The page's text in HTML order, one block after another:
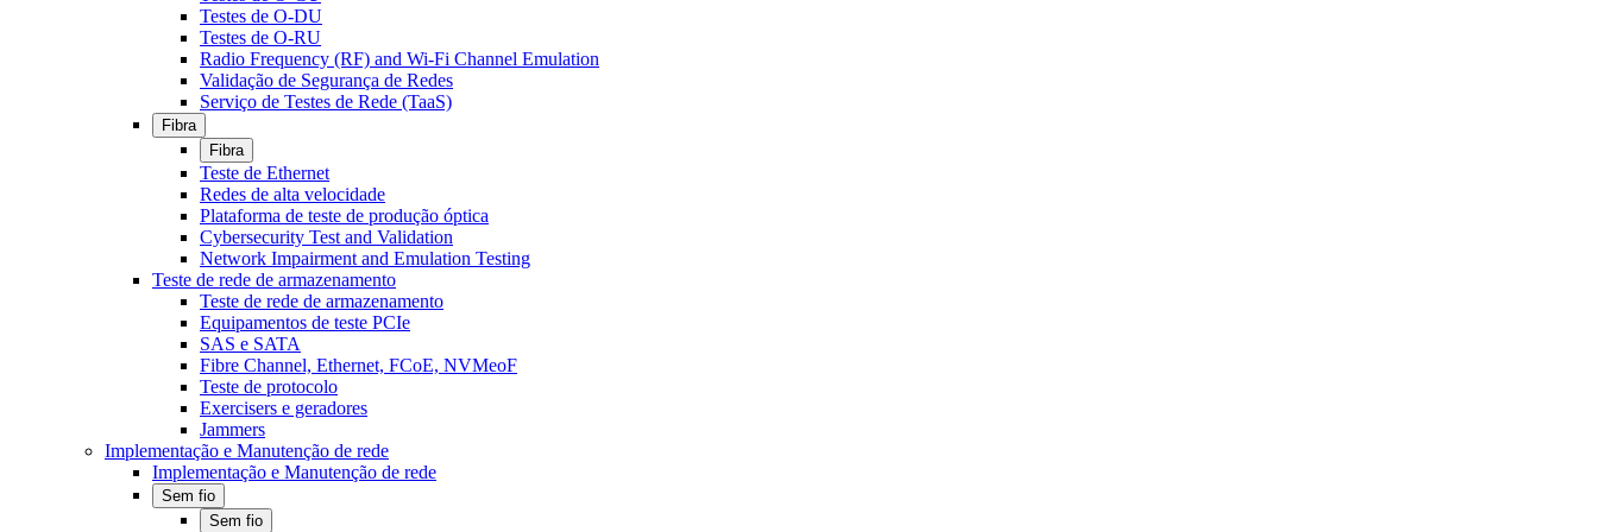
Testes de O-DU
Testes de O-RU
Radio Frequency (RF) and Wi-Fi Channel Emulation
Validação de Segurança de Redes
Serviço de Testes de Rede (TaaS)
Fibra
Fibra
Teste de Ethernet
Redes de alta velocidade
Plataforma de teste de produção óptica
Cybersecurity Test and Validation
Network Impairment and Emulation Testing
Teste de rede de armazenamento
Teste de rede de armazenamento
Equipamentos de teste PCIe
SAS e SATA
Fibre Channel, Ethernet, FCoE, NVMeoF
Teste de protocolo
Exercisers e geradores
Jammers
Implementação e Manutenção de rede
Implementação e Manutenção de rede
Sem fio
Sem fio